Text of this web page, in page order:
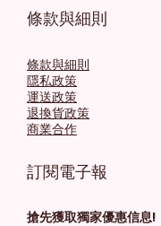
條款與細則
條款與細則
隱私政策
運送政策
退換貨政策
商業合作
訂閱電子報
搶先獲取獨家優惠信息!